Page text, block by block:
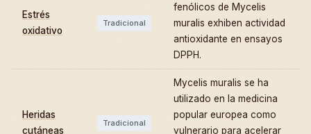
Estrés
oxidativo
Tradicional
fenólicos de Mycelis
muralis exhiben actividad
antioxidante en ensayos
DPPH.
Heridas
cutáneas
Tradicional
Mycelis muralis se ha
utilizado en la medicina
popular europea como
vulnerario para acelerar